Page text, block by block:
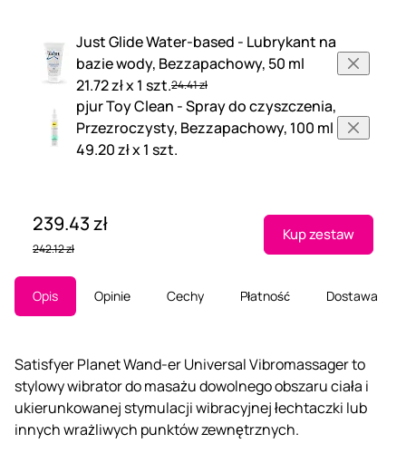
Just Glide Water-based - Lubrykant na
bazie wody, Bezzapachowy, 50 ml
21.72 zł x 1 szt.24.41 zł
pjur Toy Clean - Spray do czyszczenia,
Przezroczysty, Bezzapachowy, 100 ml
49.20 zł x 1 szt.
239.43 zł
242.12 zł
Kup zestaw
Opis Opinie Cechy Płatność Dostawa
Satisfyer Planet Wand-er Universal Vibromassager to
stylowy wibrator do masażu dowolnego obszaru ciała i
ukierunkowanej stymulacji wibracyjnej łechtaczki lub
innych wrażliwych punktów zewnętrznych.